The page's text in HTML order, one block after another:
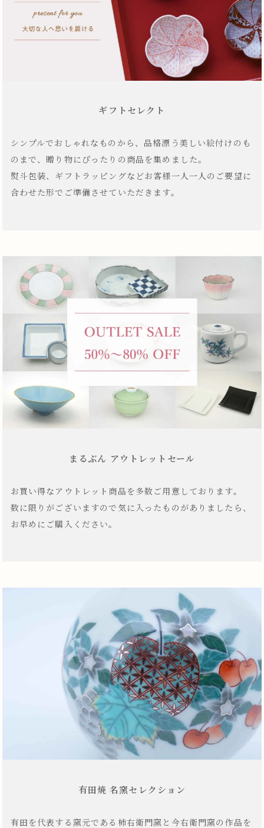
ギフトセレクト
シンプルでおしゃれなものから、品格漂う美しい絵付けのも
のまで、贈り物にぴったりの商品を集めました。
熨斗包装、ギフトラッピングなどお客様一人一人のご要望に
合わせた形でご準備させていただきます。
まるぶん アウトレットセール
お買い得なアウトレット商品を多数ご用意しております。
数に限りがございますので気に入ったものがありましたら、
お早めにご購入ください。
有田焼 名窯セレクション
有田を代表する窯元である柿右衛門窯と今右衛門窯の作品を